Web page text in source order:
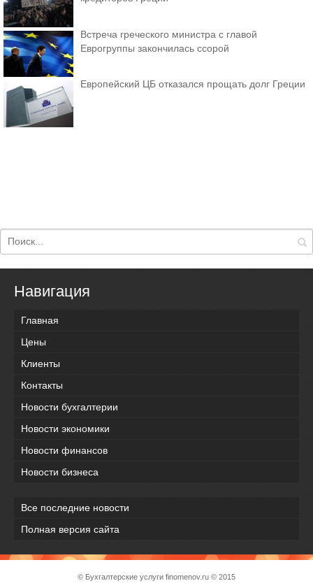
Встреча греческого министра с главой
Еврогруппы закончилась ссорой
Европейский ЦБ отказался прощать долг Греции
Навигация
Главная
Цены
Клиенты
Контакты
Новости бухгалтерии
Новости экономики
Новости финансов
Новости бизнеса
Все последние новости
Полная версия сайта
© Бухгалтерские услуги finomenov.ru © 2015